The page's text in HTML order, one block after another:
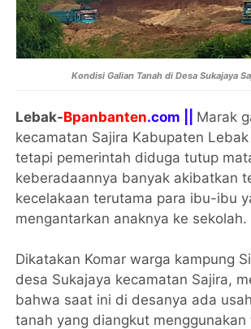
Kondisi Galian Tanah di Desa Sukajaya
Lebak-Bpanbanten.com || Marak
kecamatan Sajira Kabupaten
tetapi pemerintah diduga tutup
keberadaannya banyak akibatkan
kecelakaan terutama para ibu-ibu
mengantarkan anaknya ke sekolah.
Dikatakan Komar warga kampung
desa Sukajaya kecamatan Sajira,
bahwa saat ini di desanya ada
tanah yang diangkut